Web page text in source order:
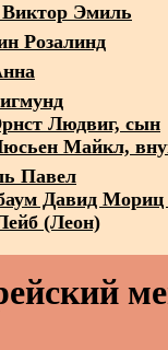
Эмиль
Розалинд
Людвиг, сын
Майкл,
Павел
Давид
(Леон)